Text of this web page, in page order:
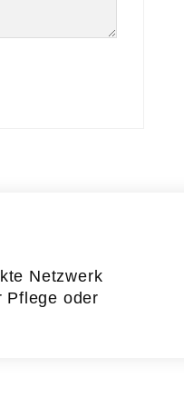
Netzwerk
Pflege oder